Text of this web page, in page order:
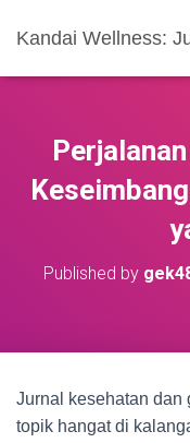
Kandai Wellness:
Published by
Jurnal kesehatan dan
topik hangat di